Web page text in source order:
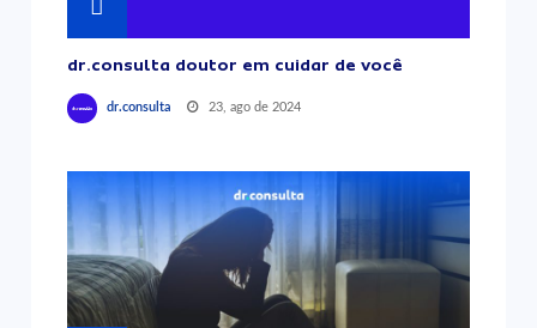
dr.consulta doutor em cuidar de você
dr.consulta 23, ago de 2024